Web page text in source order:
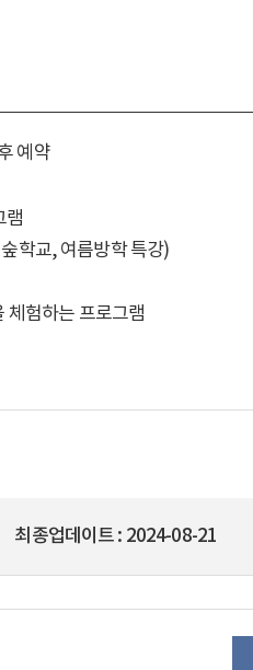
예약
램
학교, 여름방학 특강)
체험하는 프로그램
최종업데이트 2024-08-21